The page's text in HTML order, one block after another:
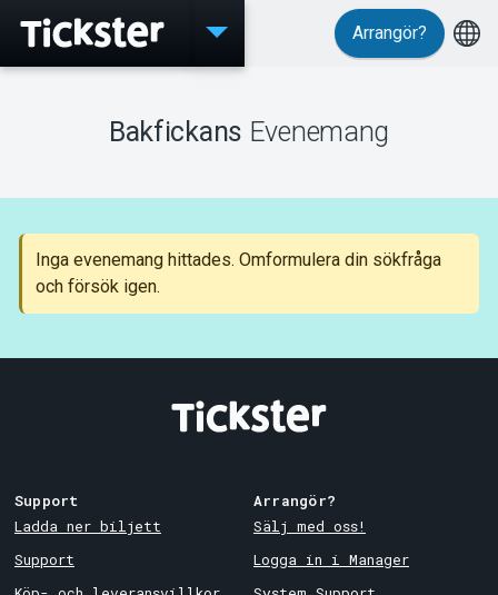
Evenemang
Support
Om Tickster
Arrangör?
Bakfickans Evenemang
Inga evenemang hittades. Omformulera din sökfråga
och försök igen.
Support
Ladda ner biljett
Support
Arrangör?
Sälj med oss!
Logga in i Manager